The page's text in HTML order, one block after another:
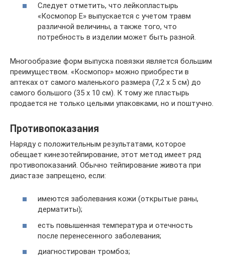
Следует отметить, что лейкопластырь
«Космопор Е» выпускается с учетом травм
различной величины, а также того, что
потребность в изделии может быть разной.
Многообразие форм выпуска повязки является большим
преимуществом. «Космопор» можно приобрести в
аптеках от самого маленького размера (7,2 х 5 см) до
самого большого (35 х 10 см). К тому же пластырь
продается не только целыми упаковками, но и поштучно.
Противопоказания
Наряду с положительным результатами, которое
обещает кинезотейпирование, этот метод имеет ряд
противопоказаний. Обычно тейпирование живота при
диастазе запрещено, если:
имеются заболевания кожи (открытые раны,
дерматиты);
есть повышенная температура и отечность
после перенесенного заболевания;
диагностирован тромбоз;